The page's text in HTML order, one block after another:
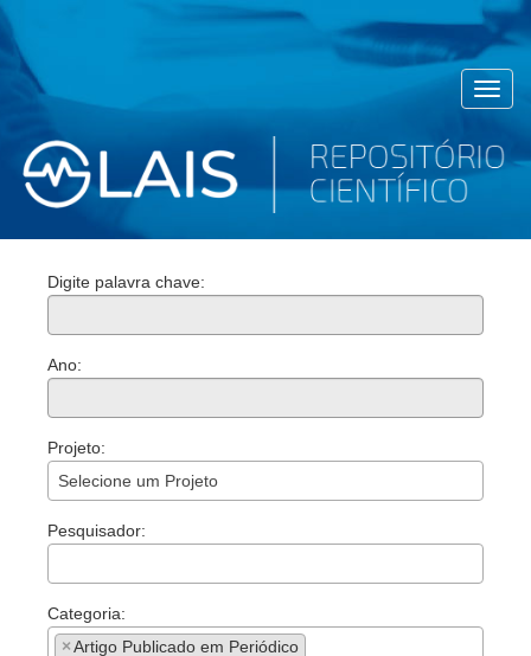
Digite palavra chave:
Ano:
Projeto:
Selecione um Projeto
Pesquisador:
Categoria:
×Artigo Publicado em Periódico